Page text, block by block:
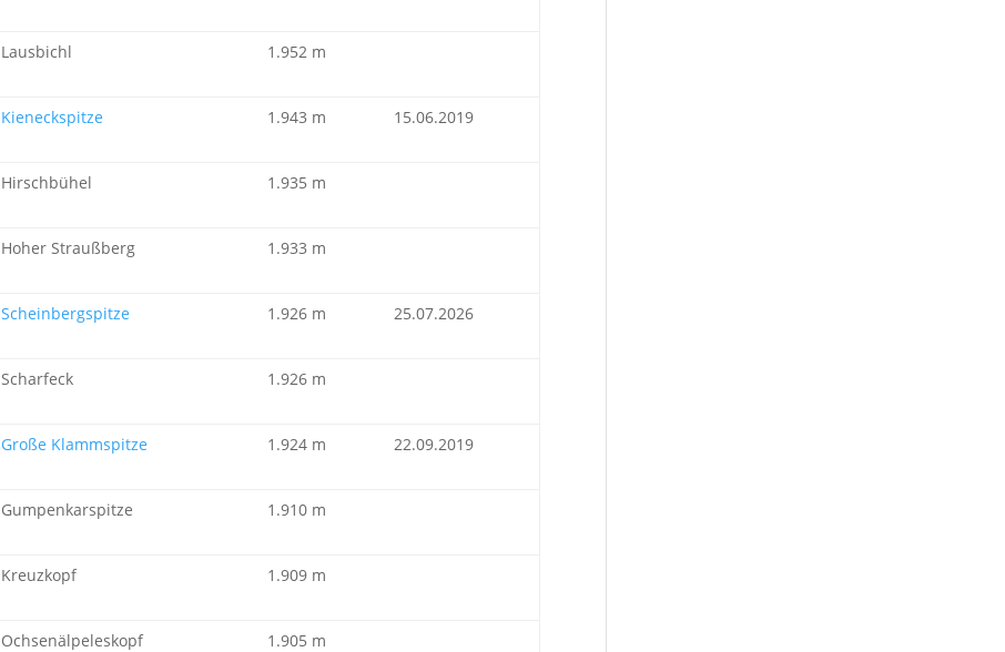
Lausbichl 1.952 m
Kieneckspitze 1.943 m 15.06.2019
Hirschbühel 1.935 m
Hoher Straußberg 1.933 m
Scheinbergspitze 1.926 m 25.07.2026
Scharfeck 1.926 m
Große Klammspitze 1.924 m 22.09.2019
Gumpenkarspitze 1.910 m
Kreuzkopf 1.909 m
Ochsenälpeleskopf 1.905 m